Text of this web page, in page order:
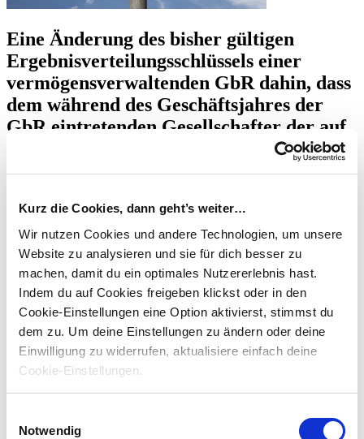
Kurz die Cookies, dann geht’s weiter…
Wir nutzen Cookies und andere Technologien, um unsere
Website zu analysieren und sie für dich besser zu
machen, damit du ein optimales Nutzererlebnis hast.
Indem du auf Cookies freigeben klickst oder in den
Cookie-Einstellungen eine Option aktivierst, stimmst du
dem zu. Um deine Einstellungen zu ändern oder deine
Einwilligung zu widerrufen, aktualisiere einfach deine
Cookie-Einstellungen.
Notwendig
Eine Änderung des bisher gültigen
Ergebnisverteilungsschlüssels einer
vermögensverwaltenden GbR dahin, dass
dem während des Geschäftsjahres der
GbR eintretenden Gesellschafter der auf
den Geschäftsanteil fallende Einnahmen-
oder Werbungskostenüberschuss für das
werden soll, ist steuerrechtlich
anzuerkennen, wenn diese vom
Beteiligungsverhältnis abweichende
Ergebnisverteilung für die Zukunft
getroffen worden ist und alle
Gesellschafter zustimmen. Die
abweichende Ergebnisverteilung muss
ihren Grund im Gesellschaftsverhältnis
haben und darf nicht
25.9.2018 - IX R 35/17; veröffentlicht am